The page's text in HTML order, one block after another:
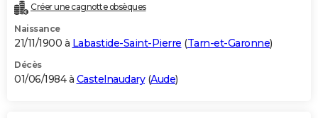
Créer une cagnotte obsèques
Naissance
21/11/1900 à Labastide-Saint-Pierre (Tarn-et-Garonne)
Décès
01/06/1984 à Castelnaudary(Aude)